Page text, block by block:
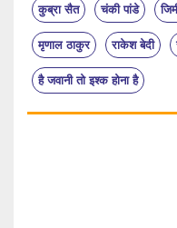
कुब्रा सैत चंकी पांडे
मृणाल ठाकुर राकेश बेदी
है जवानी तो इश्क होना है